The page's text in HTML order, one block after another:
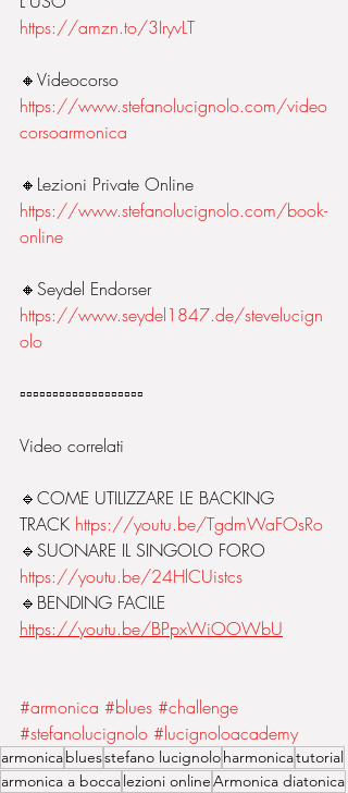
https://amzn.to/3IryvLT
🔸️Videocorso
https://www.stefanolucignolo.com/video
corsoarmonica
🔸️Lezioni Private Online
https://www.stefanolucignolo.com/book-
online
🔸️Seydel Endorser
https://www.seydel1847.de/stevelucign
olo
▫️▫️▫️▫️▫️▫️▫️▫️▫️▫️▫️▫️▫️▫️▫️▫️▫️▫️▫️
Video correlati
🔹️COME UTILIZZARE LE BACKING
TRACK https://youtu.be/TgdmWaFOsRo
🔹️SUONARE IL SINGOLO FORO
https://youtu.be/24HlCUistcs
🔹️BENDING FACILE
https://youtu.be/BPpxWiOOWbU
#armonica #blues #challenge
#stefanolucignolo #lucignoloacademy
armonicabluesstefano lucignoloharmonicatutorial
armonica a boccalezioni onlineArmonica diatonica